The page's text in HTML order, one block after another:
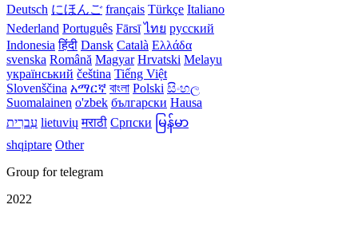
Deutsch にほんご français Türkçe Italiano
Nederland Português Fārsī‎ ไทย русский
Indonesia हिंदी Dansk‎ Català Ελλάδα
svenska Română Magyar Hrvatski Melayu
український čeština Tiếng Việt
Slovenščina አማርኛ বাংলা Polski සිංහල
Suomalainen o'zbek български Hausa
עִברִית lietuvių मराठी Српски မြန်မာ
shqiptare Other
Group for telegram
2022